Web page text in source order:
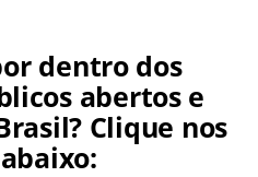
dentro dos
abertos e
Clique nos